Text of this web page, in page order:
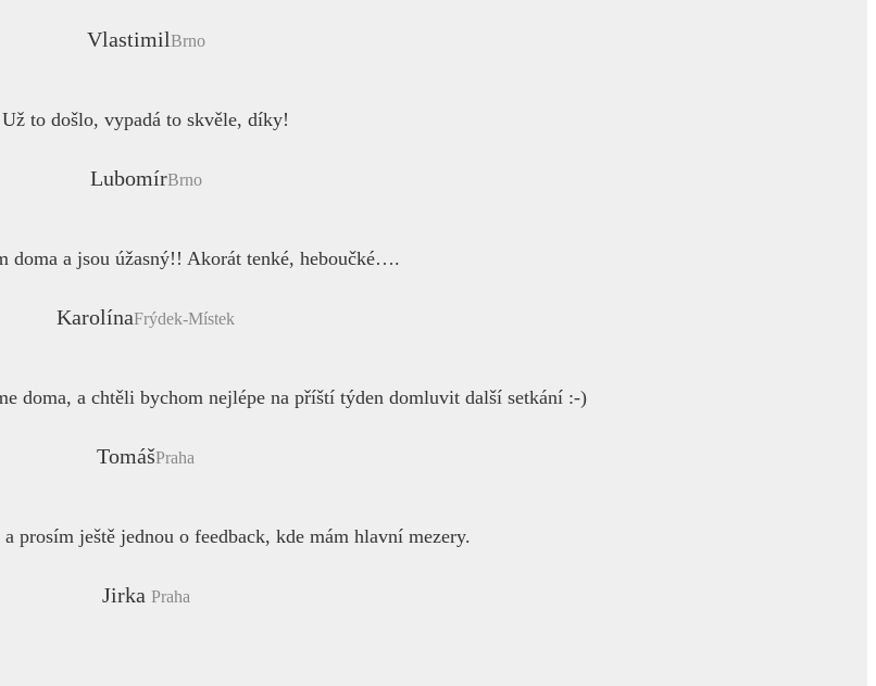
VlastimilBrno
Už to došlo, vypadá to skvěle, díky!
LubomírBrno
doma a jsou úžasný!! Akorát tenké, heboučké….
KarolínaFrýdek-Místek
doma, a chtěli bychom nejlépe na příští týden domluvit další setkání :-)
TomášPraha
prosím ještě jednou o feedback, kde mám hlavní mezery.
Jirka Praha